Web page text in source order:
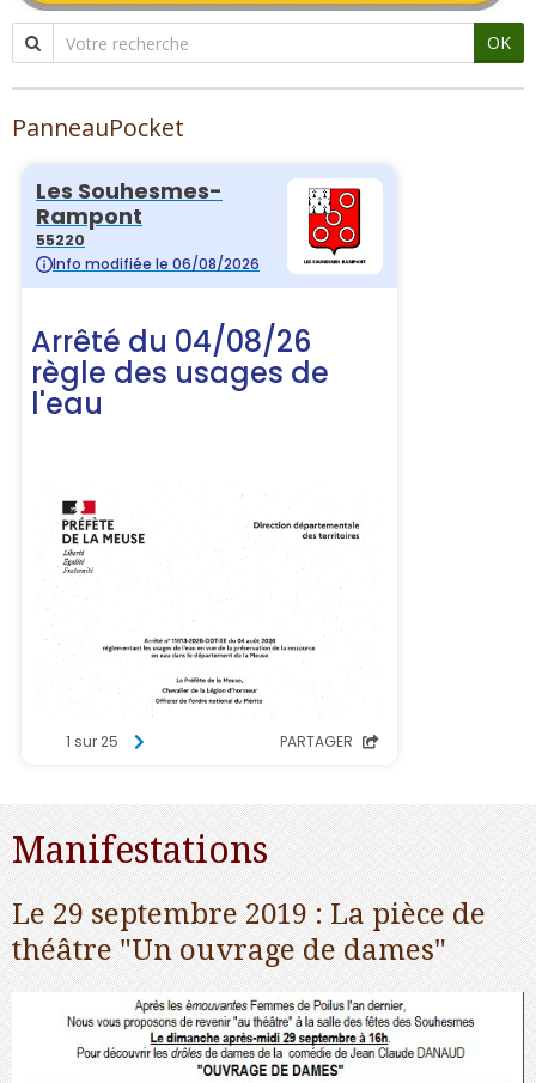
Manifestations
Le 29 septembre 2019 : La pièce de
théâtre "Un ouvrage de dames"
OK
PanneauPocket